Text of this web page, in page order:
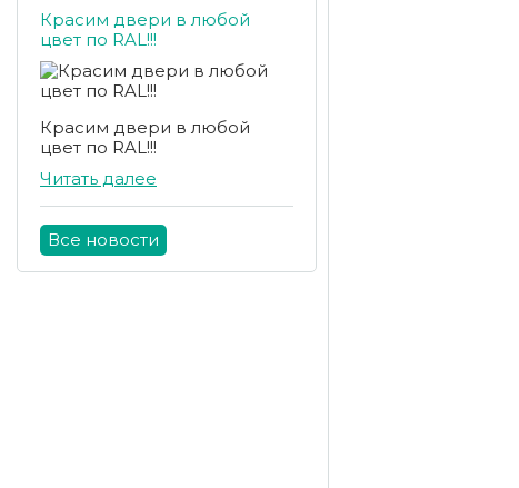
Красим двери в любой
цвет по RAL!!!
Красим двери в любой
цвет по RAL!!!
Читать далее
Все новости